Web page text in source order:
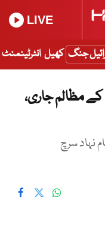
LIVE
جنگ کھیل انٹرٹینمنٹ
مظالم جاری،
نہاد سرچ